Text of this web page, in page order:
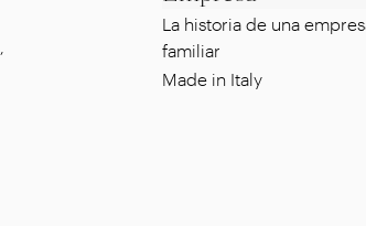
La historia de una
familiar
Made in Italy